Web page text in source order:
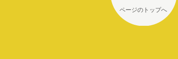
ページのトップへ